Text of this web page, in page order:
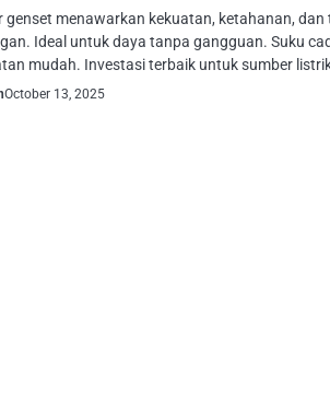
genset menawarkan kekuatan, ketahanan, dan
Ideal untuk daya tanpa gangguan. Suku
mudah. Investasi terbaik untuk sumber
October 13, 2025